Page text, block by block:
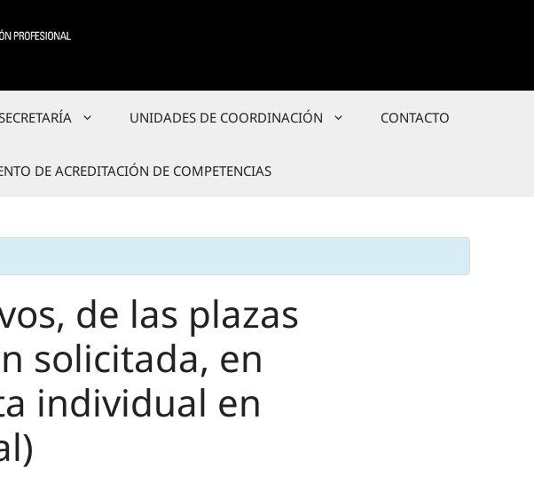
UNIDADES DE COORDINACIÓN CONTACTO
DE ACREDITACIÓN DE COMPETENCIAS
de las plazas
solicitada, en
individual en